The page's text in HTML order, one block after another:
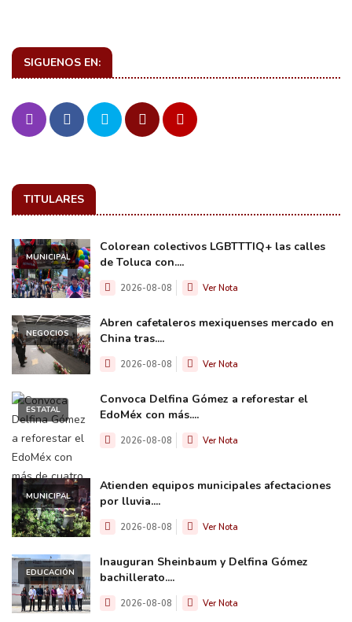
SIGUENOS EN:
TITULARES
MUNICIPAL
Colorean colectivos LGBTTTIQ+ las calles
de Toluca con....
2026-08-08 Ver Nota
NEGOCIOS
Abren cafetaleros mexiquenses mercado en
China tras....
2026-08-08 Ver Nota
ESTATAL
Convoca Delfina Gómez a reforestar el
EdoMéx con más....
2026-08-08 Ver Nota
MUNICIPAL
Atienden equipos municipales afectaciones
por lluvia....
2026-08-08 Ver Nota
EDUCACIÓN
Inauguran Sheinbaum y Delfina Gómez
bachillerato....
2026-08-08 Ver Nota